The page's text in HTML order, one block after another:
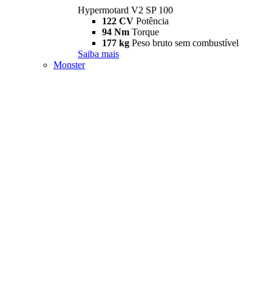
Hypermotard V2 SP 100
122 CV Potência
94 Nm Torque
177 kg Peso bruto sem combustível
Saiba mais
Monster